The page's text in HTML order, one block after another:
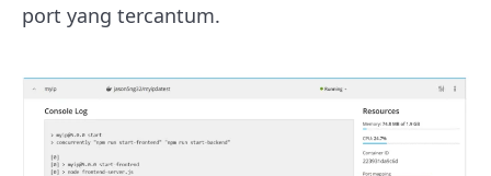
port yang tercantum.